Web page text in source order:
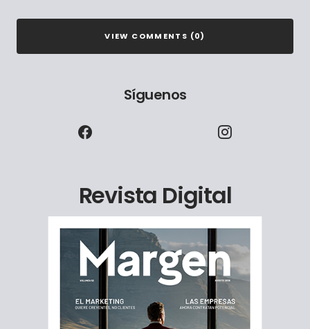
VIEW COMMENTS (0)
Síguenos
Revista Digital